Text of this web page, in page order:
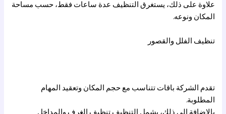
علاوة على ذلك، يستغرق التنظيف عدة ساعات فقط، حسب مساحة
المكان ونوعه.
تنظيف الفلل والقصور
تقدم الشركة باقات تتناسب مع حجم المكان وتعقيد المهام
المطلوبة.
بالإضافة إلى ذلك، يشمل التنظيف تنظيف الغرف والمداخل